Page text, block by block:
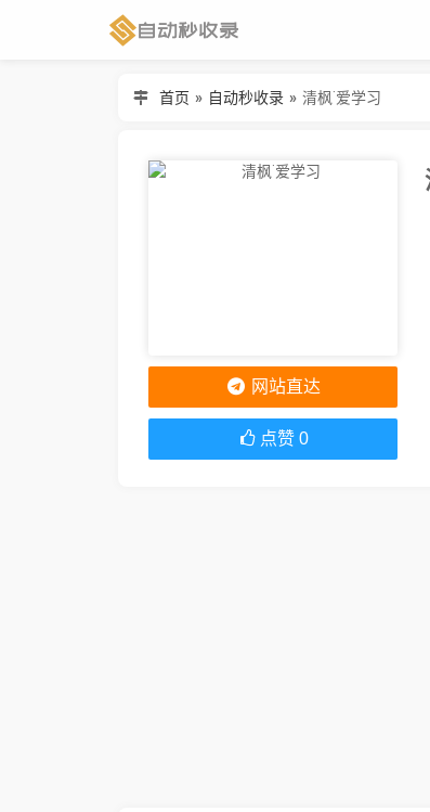
首页 » 自动秒收录 » 清枫˙爱学习
网站直达
点赞 0